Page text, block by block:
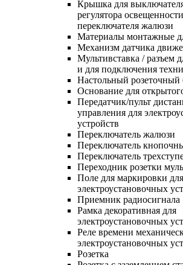
Крышка для
регулятора
переключателя жалюзи
Материалы монтажные
Механизм датчика
Мультивставка / разъем
и для подключения
Настольный розеточный
Основание для
Передатчик/пульт
управления для
устройств
Переключатель жалюзи
Переключатель
Переключатель
Переходник розетки
Поле для маркировки для
электроустановочных
Приемник радиосигнала
Рамка декоративная для
электроустановочных
Реле времени
электроустановочных
Розетка